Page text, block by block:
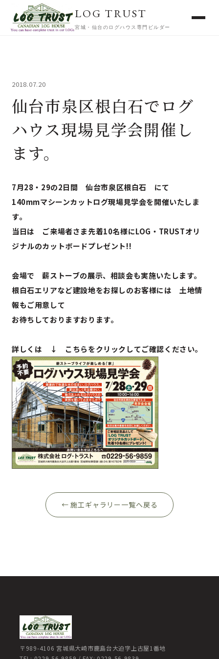
LOG TRUST
宮城・仙台のログハウス専門ビルダー
2018.07.20
仙台市泉区根白石でログ
ハウス現場見学会開催し
ます。
7月28・29の2日間 仙台市泉区根白石 にて
140mmマシーンカットログ現場見学会を開催いたしま
す。
当日は ご来場者さま先着10名様にLOG・TRUSTオリ
ジナルのカットボードプレゼント!!
会場で 薪ストーブの展示、相談会も実施いたします。
根白石エリアなど建設地をお探しのお客様には 土地情
報もご用意して
お待ちしておりますおります。
詳しくは ↓ こちらをクリックしてご確認ください。
← 施工ギャラリー一覧へ戻る
〒989-4106 宮城県大崎市鹿島台大迫字上古屋1番地